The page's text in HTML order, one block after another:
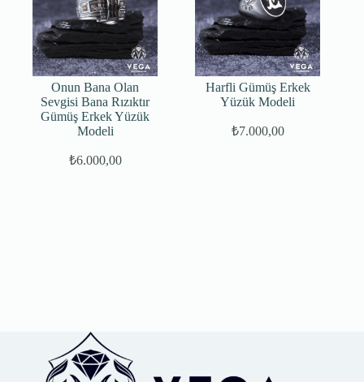
Onun Bana Olan
Sevgisi Bana Rızıktır
Gümüş Erkek Yüzük
Modeli
₺6.000,00
Harfli Gümüş Erkek
Yüzük Modeli
₺7.000,00